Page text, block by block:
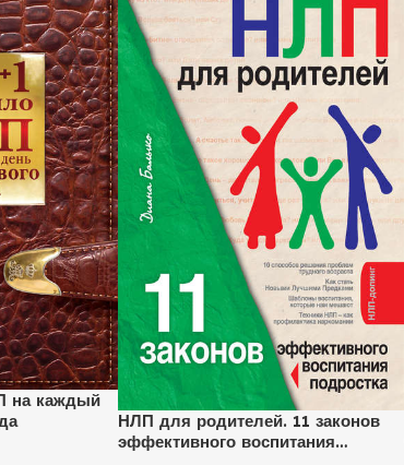
на каждый
НЛП для родителей. 11 законов
эффективного воспитания